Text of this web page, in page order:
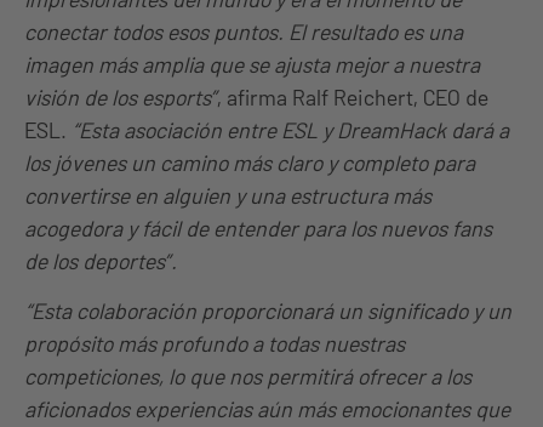
conectar todos esos puntos. El resultado es una
imagen más amplia que se ajusta mejor a nuestra
visión de los esports”, afirma Ralf Reichert, CEO de
ESL. “Esta asociación entre ESL y DreamHack dará a
los jóvenes un camino más claro y completo para
convertirse en alguien y una estructura más
acogedora y fácil de entender para los nuevos fans
de los deportes”.
“Esta colaboración proporcionará un significado y un
propósito más profundo a todas nuestras
competiciones, lo que nos permitirá ofrecer a los
aficionados experiencias aún más emocionantes que